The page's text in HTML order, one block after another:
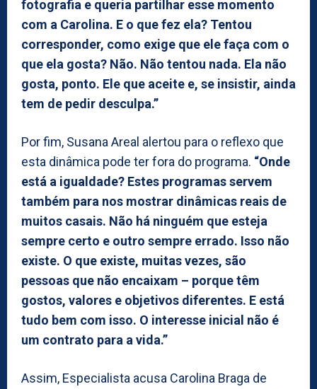
fotografia e queria partilhar esse momento
com a Carolina. E o que fez ela? Tentou
corresponder, como exige que ele faça com o
que ela gosta? Não. Não tentou nada. Ela não
gosta, ponto. Ele que aceite e, se insistir, ainda
tem de pedir desculpa.”
Por fim, Susana Areal alertou para o reflexo que
esta dinâmica pode ter fora do programa. “Onde
está a igualdade? Estes programas servem
também para nos mostrar dinâmicas reais de
muitos casais. Não há ninguém que esteja
sempre certo e outro sempre errado. Isso não
existe. O que existe, muitas vezes, são
pessoas que não encaixam – porque têm
gostos, valores e objetivos diferentes. E está
tudo bem com isso. O interesse inicial não é
um contrato para a vida.”
Assim, Especialista acusa Carolina Braga de